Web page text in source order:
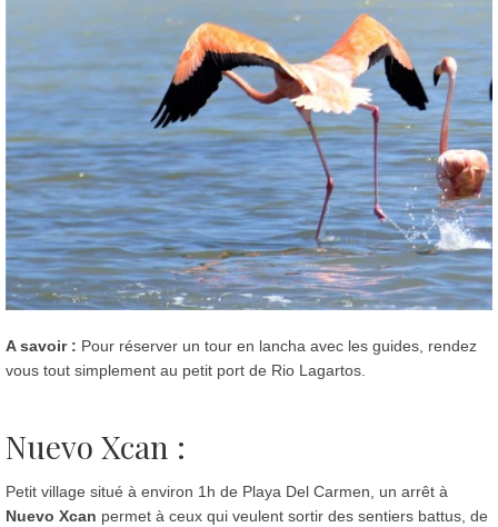
A savoir : Pour réserver un tour en lancha avec les guides, rendez
vous tout simplement au petit port de Rio Lagartos.
Nuevo Xcan :
Petit village situé à environ 1h de Playa Del Carmen, un arrêt à
Nuevo Xcan permet à ceux qui veulent sortir des sentiers battus, de